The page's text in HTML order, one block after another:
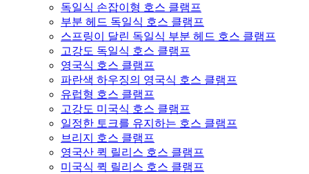
독일식 손잡이형 호스 클램프
부분 헤드 독일식 호스 클램프
스프링이 달린 독일식 부분 헤드 호스 클램프
고강도 독일식 호스 클램프
영국식 호스 클램프
파란색 하우징의 영국식 호스 클램프
유럽형 호스 클램프
고강도 미국식 호스 클램프
일정한 토크를 유지하는 호스 클램프
브리지 호스 클램프
영국산 퀵 릴리스 호스 클램프
미국식 퀵 릴리스 호스 클램프